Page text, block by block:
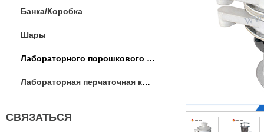
Банка/Коробка
Шары
Лабораторного порошкового оборудования
Лабораторная перчаточная коробка / операции коробка
СВЯЗАТЬСЯ